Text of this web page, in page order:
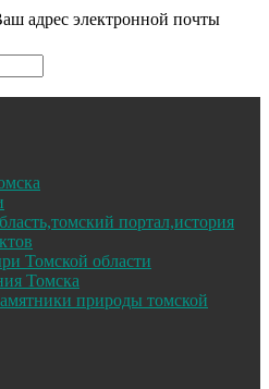
адрес электронной почты
портал,история
Томской области
Томска
природы томской